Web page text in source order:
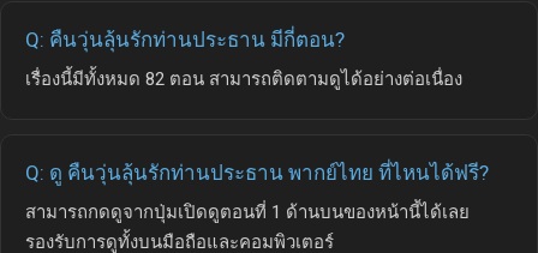
Q: คืนวุ่นลุ้นรักท่านประธาน มีกี่ตอน?
เรื่องนี้มีทั้งหมด 82 ตอน สามารถติดตามดูได้อย่างต่อเนื่อง
Q: ดู คืนวุ่นลุ้นรักท่านประธาน พากย์ไทย ที่ไหนได้ฟรี?
สามารถกดดูจากปุ่มเปิดดูตอนที่ 1 ด้านบนของหน้านี้ได้เลย
รองรับการดูทั้งบนมือถือและคอมพิวเตอร์